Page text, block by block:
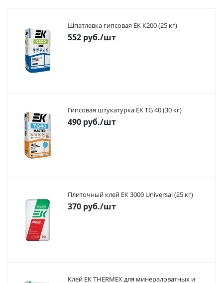
Шпатлевка гипсовая ЕК К200 (25 кг)
552 руб./шт
Гипсовая штукатурка ЕК TG 40 (30 кг)
490 руб./шт
Плиточный клей ЕК 3000 Universal (25 кг)
370 руб./шт
Клей ЕК THERMEX для минераловатных и